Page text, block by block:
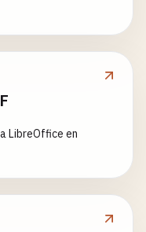
LibreOffice en